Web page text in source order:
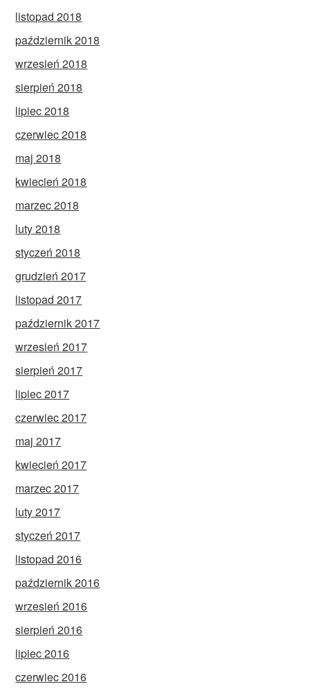
listopad 2018
październik 2018
wrzesień 2018
sierpień 2018
lipiec 2018
czerwiec 2018
maj 2018
kwiecień 2018
marzec 2018
luty 2018
styczeń 2018
grudzień 2017
listopad 2017
październik 2017
wrzesień 2017
sierpień 2017
lipiec 2017
czerwiec 2017
maj 2017
kwiecień 2017
marzec 2017
luty 2017
styczeń 2017
listopad 2016
październik 2016
wrzesień 2016
sierpień 2016
lipiec 2016
czerwiec 2016